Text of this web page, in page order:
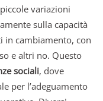
variazioni
sulla capacità
in cambiamento, con
e altri no. Questo
sociali, dove
per l’adeguamento